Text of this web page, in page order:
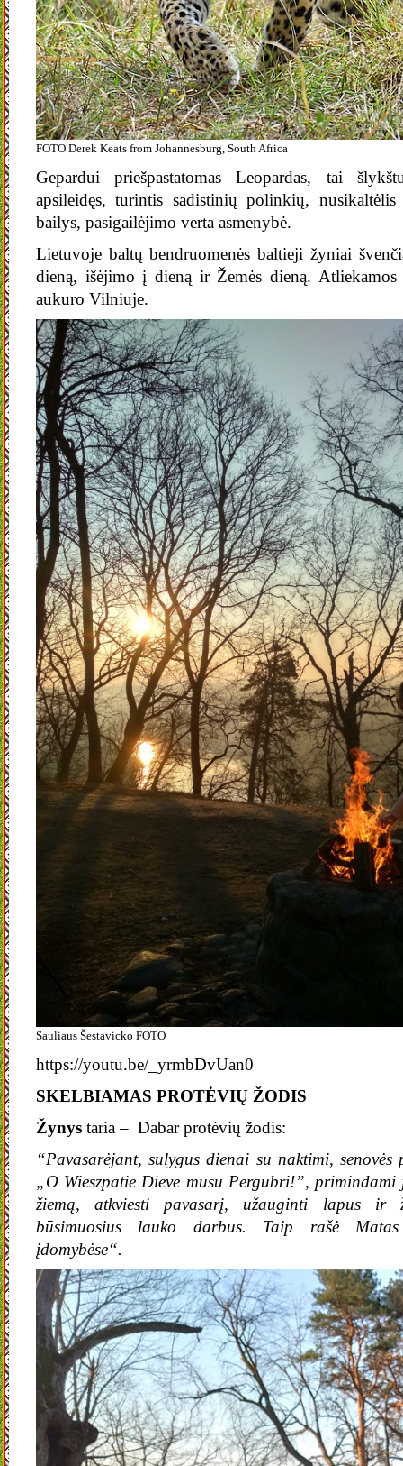
FOTO Derek Keats from Johannesburg, South Africa
Gepardui priešpastatomas Leopardas, tai
apsileidęs, turintis sadistinių polinkių,
bailys, pasigailėjimo verta asmenybė.
Lietuvoje baltų bendruomenės baltieji žyniai
dieną, išėjimo į dieną ir Žemės dieną.
aukuro Vilniuje.
Sauliaus Šestavicko FOTO
https://youtu.be/_yrmbDvUan0
SKELBIAMAS PROTĖVIŲ ŽODIS
Žynys taria – Dabar protėvių žodis:
“Pavasarėjant, sulygus dienai su naktimi, senovės
„O Wieszpatie Dieve musu Pergubri!”,
žiemą, atkviesti pavasarį, užauginti lapus ir
būsimuosius lauko darbus. Taip rašė
įdomybėse“.